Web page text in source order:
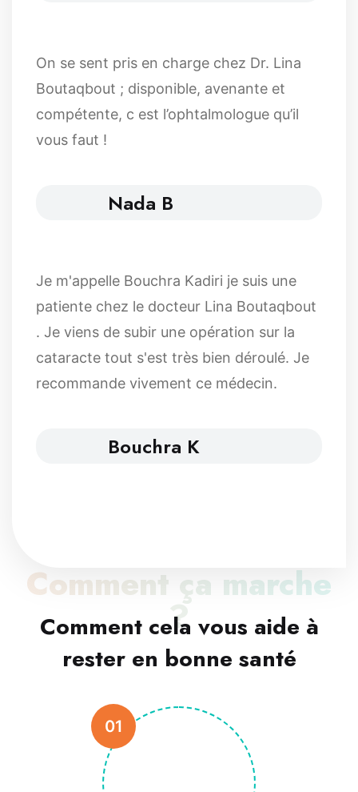
On se sent pris en charge chez Dr. Lina
Boutaqbout ; disponible, avenante et
compétente, c est l’ophtalmologue qu’il
vous faut !
Nada B
Je m'appelle Bouchra Kadiri je suis une
patiente chez le docteur Lina Boutaqbout
. Je viens de subir une opération sur la
cataracte tout s'est très bien déroulé. Je
recommande vivement ce médecin.
Bouchra K
Comment ça marche
?
Comment cela vous aide à
rester en bonne santé
01